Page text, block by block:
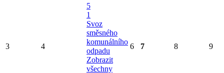
3 4
5
1
Svoz
směsného
komunálního
odpadu
Zobrazit
všechny
6 7 8 9